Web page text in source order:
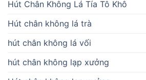
Hút Chân Không Lá Tía Tô Khô
Hút chân không lá trà
hút chân không lá vối
hút chân không lạp xưởng